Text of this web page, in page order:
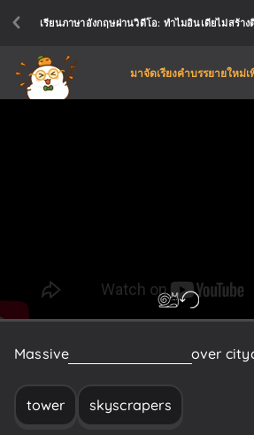
เรียนภาษาอังกฤษผ่านวิดีโอ: ทำไมอินเดียไม่สร้าง
มาจัดเรียงคำบรรยายใหม่
Massive over city
tower skyscrapers